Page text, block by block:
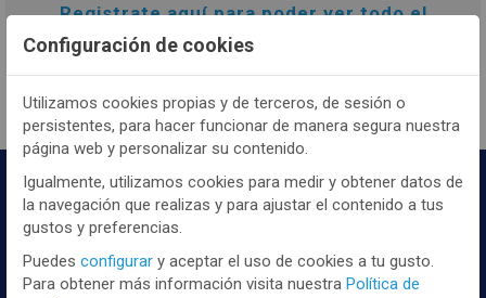
Registrateaquípara poder ver todo el
contenido y los precios.
Configuración de cookies
Utilizamos cookies propias y de terceros, de sesión o
persistentes, para hacer funcionar de manera segura nuestra
página web y personalizar su contenido.
Igualmente, utilizamos cookies para medir y obtener datos de
la navegación que realizas y para ajustar el contenido a tus
gustos y preferencias.
Puedes configurar y aceptar el uso de cookies a tu gusto.
Para obtener más información visita nuestra Política de